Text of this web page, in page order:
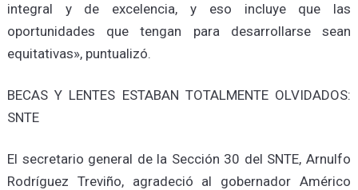
integral y de excelencia, y eso incluye que las
oportunidades que tengan para desarrollarse sean
equitativas», puntualizó.
BECAS Y LENTES ESTABAN TOTALMENTE OLVIDADOS:
SNTE
El secretario general de la Sección 30 del SNTE, Arnulfo
Rodríguez Treviño, agradeció al gobernador Américo